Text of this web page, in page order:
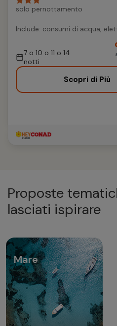
solo pernottamento
Include: consumi di acqua,
7 o 10 o 11 o 14
notti
Scopri di Più
Proposte
lasciati ispirare
Mare